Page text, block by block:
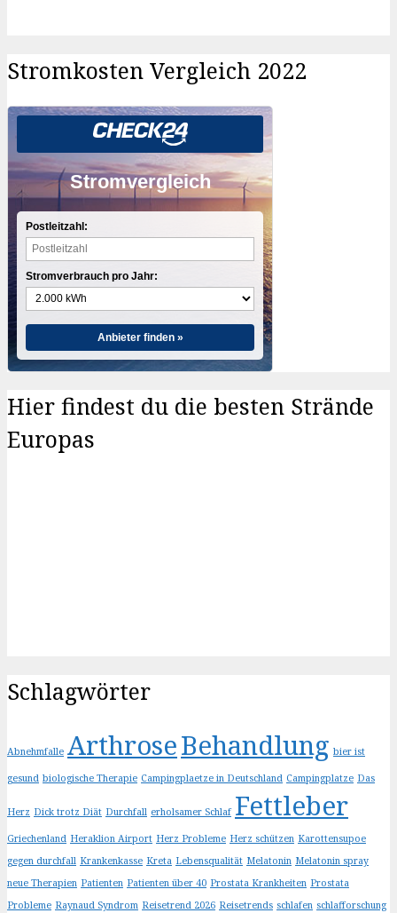
Stromkosten Vergleich 2022
Stromvergleich
Postleitzahl:
Stromverbrauch pro Jahr:
Anbieter finden »
Hier findest du die besten Strände
Europas
Schlagwörter
Abnehmfalle ArthroseBehandlung bier ist
gesund biologische Therapie Campingplaetze in Deutschland Campingplatze Das
Herz Dick trotz Diät Durchfall erholsamer Schlaf Fettleber
Griechenland Heraklion Airport Herz Probleme Herz schützen Karottensupoe
gegen durchfall Krankenkasse Kreta Lebensqualität Melatonin Melatonin spray
neue Therapien Patienten Patienten über 40 Prostata Krankheiten Prostata
Probleme Raynaud Syndrom Reisetrend 2026 Reisetrends schlafen schlafforschung